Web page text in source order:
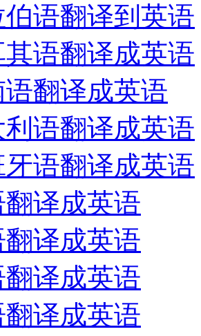
伯语翻译到英语
其语翻译成英语
语翻译成英语
语翻译成英语
语翻译成英语
译成英语
译成英语
翻译成英语
译成英语